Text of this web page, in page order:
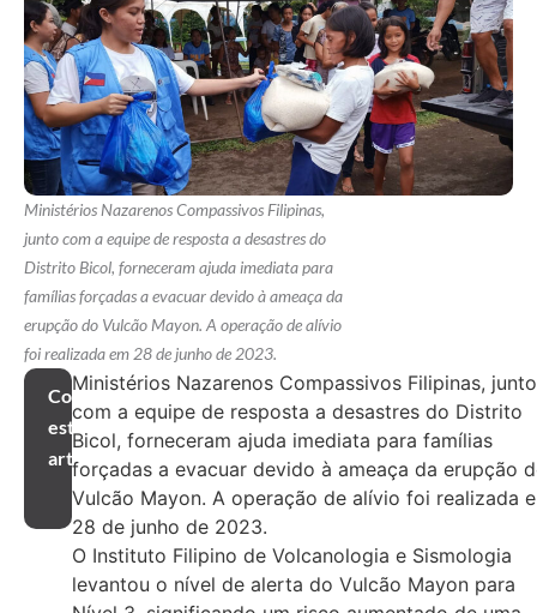
Ministérios Nazarenos Compassivos Filipinas,
junto com a equipe de resposta a desastres do
Distrito Bicol, forneceram ajuda imediata para
famílias forçadas a evacuar devido à ameaça da
erupção do Vulcão Mayon. A operação de alívio
foi realizada em 28 de junho de 2023.
Compartilhar
este
artigo
Ministérios Nazarenos Compassivos Filipinas, junto
com a equipe de resposta a desastres do Distrito
Bicol, forneceram ajuda imediata para famílias
forçadas a evacuar devido à ameaça da erupção
Vulcão Mayon. A operação de alívio foi realizada
28 de junho de 2023.
O Instituto Filipino de Volcanologia e Sismologia
levantou o nível de alerta do Vulcão Mayon para